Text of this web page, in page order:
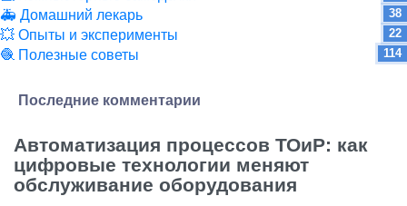
🚑 Домашний лекарь 38
💥 Опыты и эксперименты 22
🧶 Полезные советы 114
Последние комментарии
Автоматизация процессов ТОиР: как
цифровые технологии меняют
обслуживание оборудования